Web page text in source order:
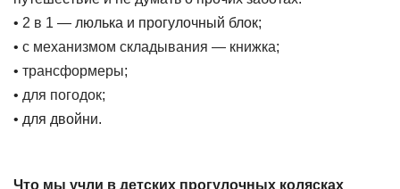
• 2 в 1 — люлька и прогулочный блок;
• с механизмом складывания — книжка;
• трансформеры;
• для погодок;
• для двойни.
Что мы учли в детских прогулочных колясках